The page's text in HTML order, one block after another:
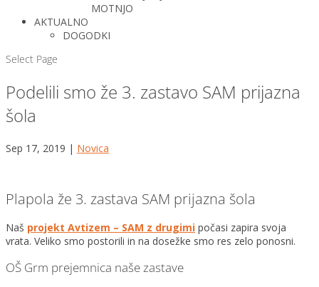
MOTNJO
AKTUALNO
DOGODKI
Select Page
Podelili smo že 3. zastavo SAM prijazna
šola
Sep 17, 2019 | Novica
Plapola že 3. zastava SAM prijazna šola
Naš projekt Avtizem – SAM z drugimi počasi zapira svoja
vrata. Veliko smo postorili in na dosežke smo res zelo ponosni.
OŠ Grm prejemnica naše zastave